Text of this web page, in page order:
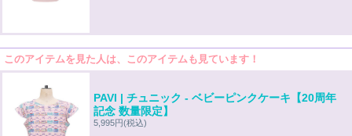
このアイテムを見た人は、このアイテムも見ています！
PAVI | チュニック - ベビーピンクケーキ【20周年
記念 数量限定】
5,995円(税込)